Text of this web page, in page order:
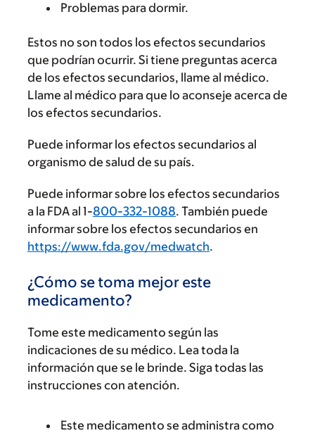
Problemas para dormir.
Estos no son todos los efectos secundarios
que podrían ocurrir. Si tiene preguntas acerca
de los efectos secundarios, llame al médico.
Llame al médico para que lo aconseje acerca de
los efectos secundarios.
Puede informar los efectos secundarios al
organismo de salud de su país.
Puede informar sobre los efectos secundarios
a la FDA al 1-800-332-1088. También puede
informar sobre los efectos secundarios en
https://www.fda.gov/medwatch.
¿Cómo se toma mejor este
medicamento?
Tome este medicamento según las
indicaciones de su médico. Lea toda la
información que se le brinde. Siga todas las
instrucciones con atención.
Este medicamento se administra como